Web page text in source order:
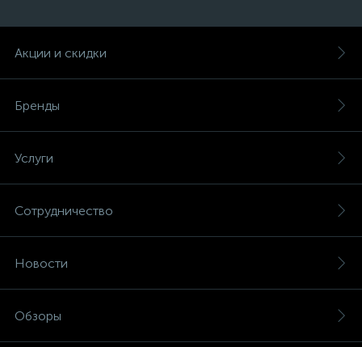
Акции и скидки
Бренды
Услуги
Сотрудничество
Новости
Обзоры